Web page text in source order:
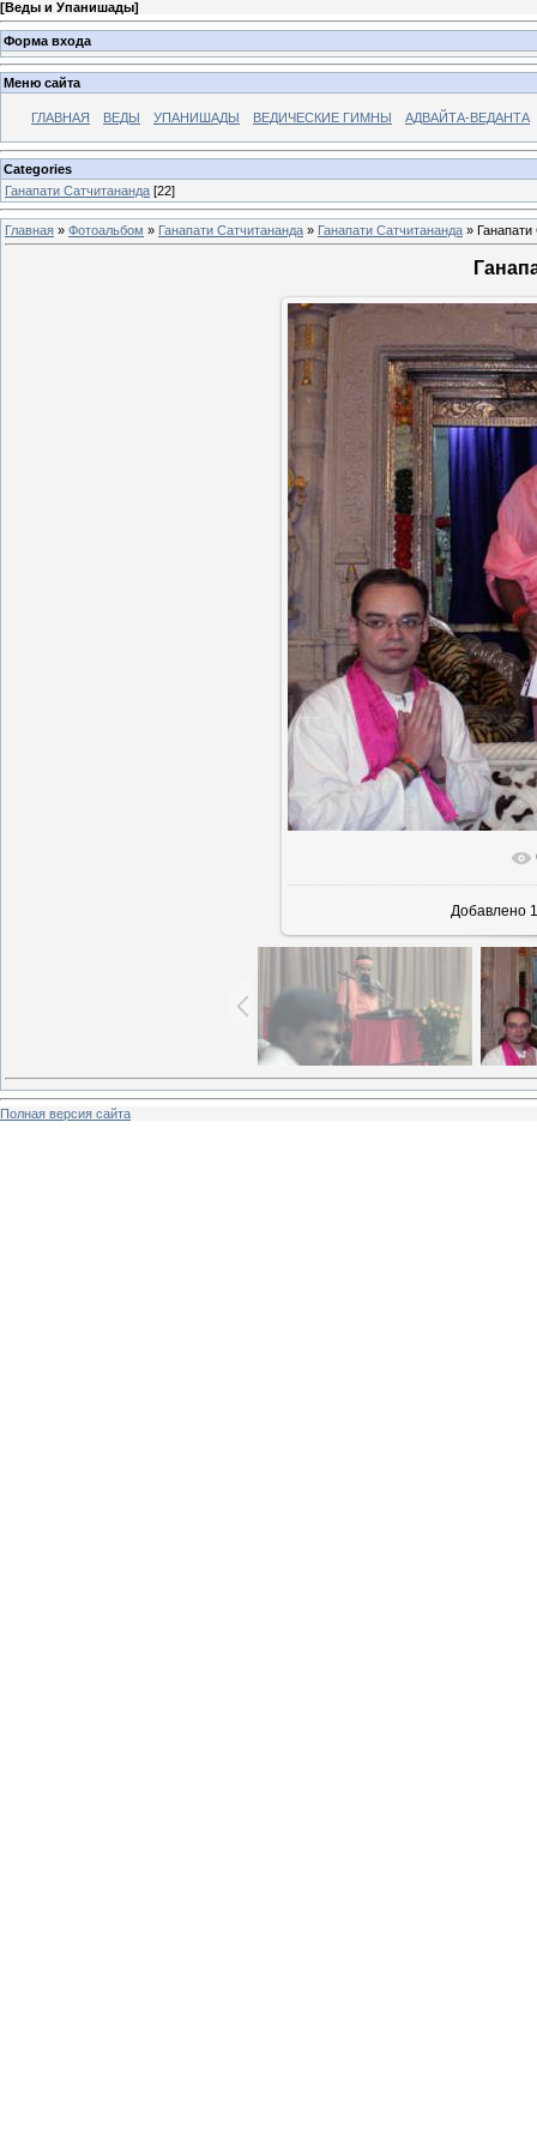
[Веды и Упанишады]
Форма входа
Меню сайта
ГЛАВНАЯ ВЕДЫ УПАНИШАДЫ ВЕДИЧЕСКИЕ ГИМНЫ АДВАЙТА-ВЕДАНТА
Categories
Ганапати Сатчитананда [22]
Главная » Фотоальбом » Ганапати Сатчитананда » Ганапати Сатчитананда » Ганапати
В
Добавлено
Полная версия сайта